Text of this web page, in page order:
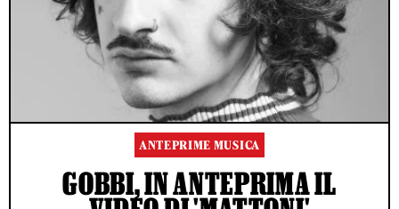
ANTEPRIME MUSICA
GOBBI, IN ANTEPRIMA IL